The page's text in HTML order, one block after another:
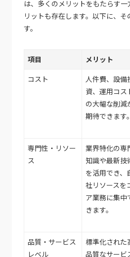
は、多くのメリットをもたらす一
リットも存在します。以下に、
す。
項目 メリット
コスト
人件費、設備
資、運用コス
の大幅な削減
期待できます。
専門性・リソー
ス
業界特化の専
知識や最新技
を活用でき、
社リソースを
ア業務に集中
きます。
品質・サービス
レベル
標準化された
品質なサービ